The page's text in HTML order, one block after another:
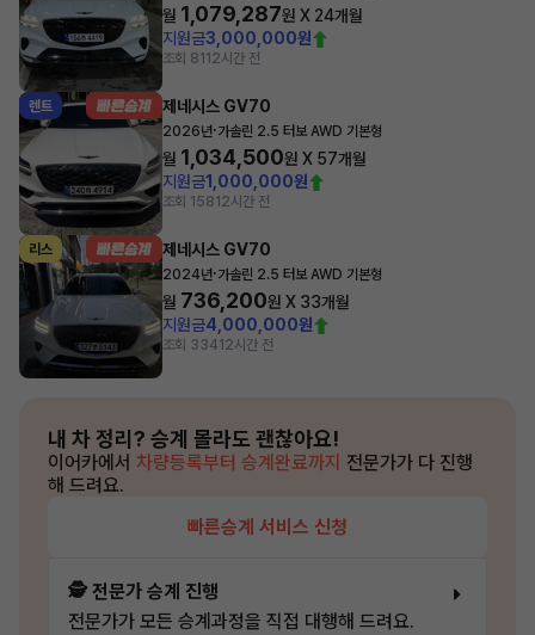
월 1,079,287원 X 24개월
지원금3,000,000원
조회 81 12시간 전
렌트 제네시스 GV70
2026년·가솔린 2.5 터보 AWD 기본형
월 1,034,500원 X 57개월
지원금1,000,000원
조회 15812시간 전
리스 제네시스 GV70
2024년·가솔린 2.5 터보 AWD 기본형
월 736,200원 X 33개월
지원금4,000,000원
조회 33412시간 전
내 차 정리? 승계 몰라도 괜찮아요!
이어카에서 차량등록부터 승계완료까지 전문가가 다 진행
해 드려요.
빠른승계 서비스 신청
🕵️ 전문가 승계 진행
전문가가 모든 승계과정을 직접 대행해 드려요.